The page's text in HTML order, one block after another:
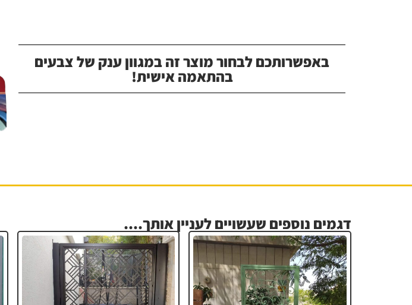
באפשרותכם לבחור מוצר זה במגוון ענק של צבעים
בהתאמה אישית!
דגמים נוספים שעשויים לעניין אותך....